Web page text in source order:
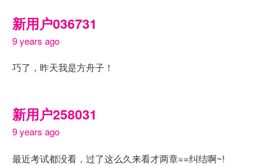
新用户036731
9 years ago
巧了，昨天我是方舟子！
新用户258031
9 years ago
最近考试都没看，过了这么久来看才两章==纠结啊~!